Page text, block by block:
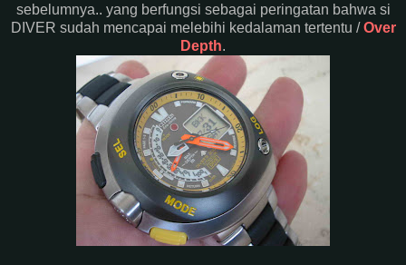
sebelumnya.. yang berfungsi sebagai peringatan bahwa si
DIVER sudah mencapai melebihi kedalaman tertentu /Over
Depth.